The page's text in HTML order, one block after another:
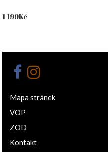
1 199Kč
Mapa stránek
VOP
ZOD
Kontakt